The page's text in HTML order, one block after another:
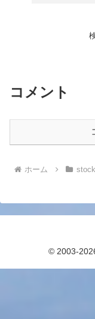
コメント
ホーム stock
© 2003-